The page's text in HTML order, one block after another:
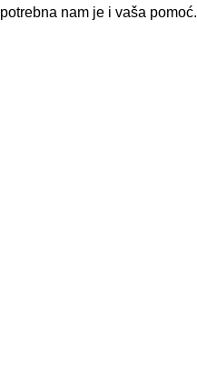
nam je i vaša pomoć.